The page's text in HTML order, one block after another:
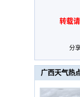
转载
分
广西天气热